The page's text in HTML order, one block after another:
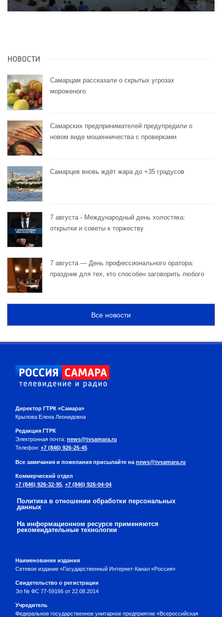
НОВОСТИ
Самарцам рассказали о скрытых угрозах
мороженого
Самарских предпринимателей предупредили о
новом виде мошенничества с проверками
Самарцев вновь ждёт жара до +35 градусов
7 августа - Международный день холостяка:
открытки и советы к торжеству
7 августа — День профессионального оратора:
праздник для тех, кто способен заговорить любого
Все новости
Директор ГТРК «Самара»
Крылова Елена Леонидовна
Редакция ГТРК
Электронная почта: news@tvsamara.ru
Телефон: +7 (846) 926-25-45
Все замечания и пожелания присылайте на news@tvsamara.ru
Коммерческий отдел
+7 (846) 926-32-95 +7 (846) 926-04-04
Политика в отношении обработки персональных
данных
На информационном ресурсе применяются
рекомендательные технологии
Наименование издания
Сетевое издание «Государственный Интернет-Канал «Россия»
Свидетельство о регистрации
Эл № ФС 77-59166 от 22.08.2014
Учредитель
Федеральное государственное унитарное предприятие «Всероссийская